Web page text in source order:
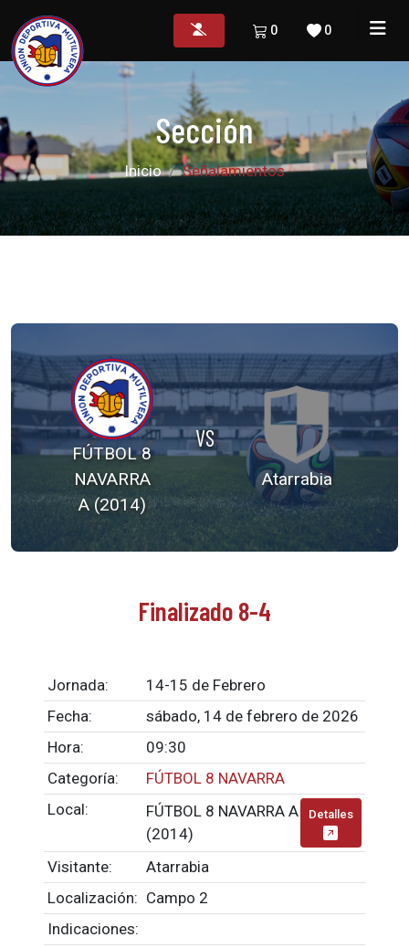
0
0
Sección
Inicio Señalamientos
FÚTBOL 8
NAVARRA
A (2014)
VS
Atarrabia
Finalizado 8-4
Jornada:
14-15 de Febrero
Fecha:
sábado, 14 de febrero de 2026
Hora:
09:30
Categoría:
FÚTBOL 8 NAVARRA
Local:
FÚTBOL 8 NAVARRA A
(2014)
Detalles
Visitante:
Atarrabia
Localización: Campo 2
Indicaciones: